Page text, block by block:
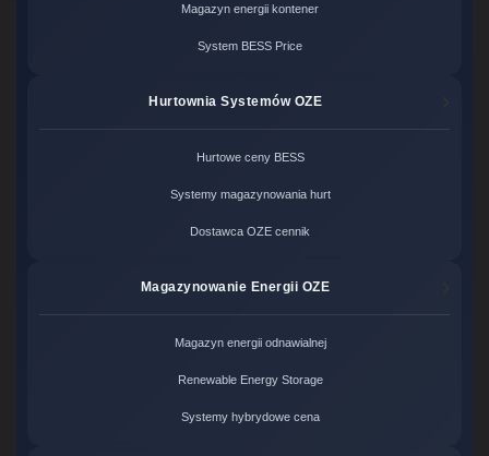
Magazyn energii kontener
System BESS Price
Hurtownia Systemów OZE
Hurtowe ceny BESS
Systemy magazynowania hurt
Dostawca OZE cennik
Magazynowanie Energii OZE
Magazyn energii odnawialnej
Renewable Energy Storage
Systemy hybrydowe cena